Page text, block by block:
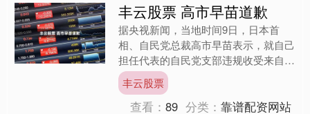
丰云股票 高市早苗道歉
据央视新闻，当地时间9日，日本首
相、自民党总裁高市早苗表示，就自己
担任代表的自民党支部违规收受来自企
业的捐款一事表示道歉。 12月4日，日
本神户学院大学教授上脇....
丰云股票
查看：89 分类：靠谱配资网站